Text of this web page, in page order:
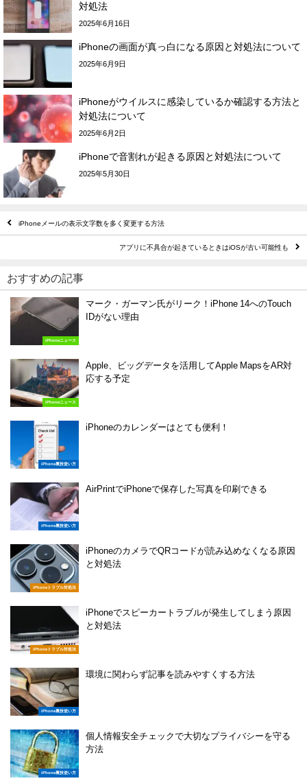
対処法
2025年6月16日
iPhoneの画面が真っ白になる原因と対処法について
2025年6月9日
iPhoneがウイルスに感染しているか確認する方法と
対処法について
2025年6月2日
iPhoneで音割れが起きる原因と対処法について
2025年5月30日
iPhoneメールの表示文字数を多く変更する方法
アプリに不具合が起きているときはiOSが古い可能性も
おすすめの記事
iPhoneニュース
マーク・ガーマン氏がリーク！iPhone 14へのTouch
IDがない理由
iPhoneニュース
Apple、ビッグデータを活用してApple MapsをAR対
応する予定
iPhone裏技使い方
iPhoneのカレンダーはとても便利！
iPhone裏技使い方
AirPrintでiPhoneで保存した写真を印刷できる
iPhoneトラブル対処法
iPhoneのカメラでQRコードが読み込めなくなる原因
と対処法
iPhoneトラブル対処法
iPhoneでスピーカートラブルが発生してしまう原因
と対処法
iPhone裏技使い方
環境に関わらず記事を読みやすくする方法
iPhone裏技使い方
個人情報安全チェックで大切なプライバシーを守る
方法